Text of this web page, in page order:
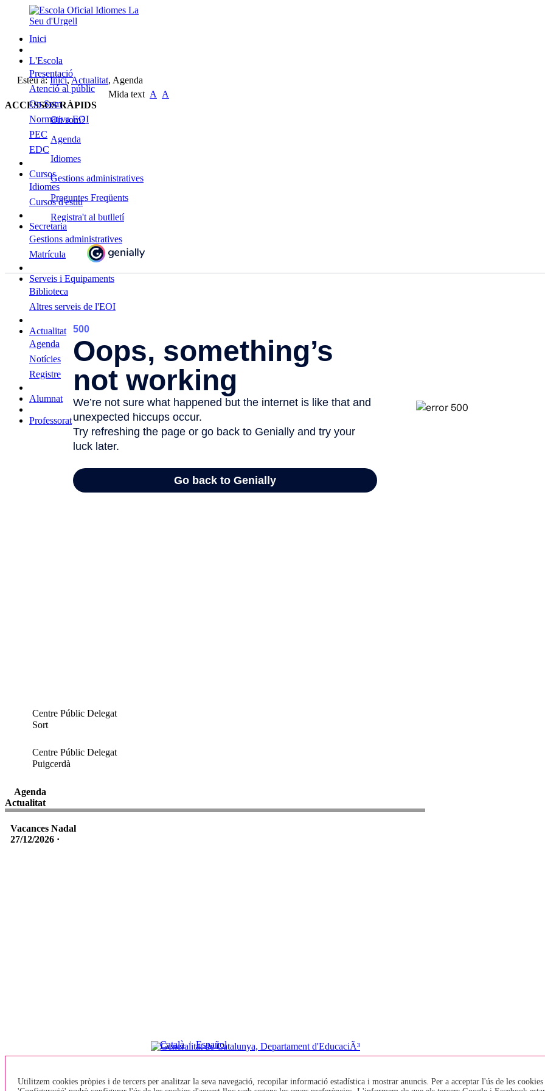
Inici
L'Escola
Presentació
Atenció al públic
On Som
Normativa EOI
PEC
EDC
Cursos
Idiomes
Cursos d'estiu
Secretaria
Gestions administratives
Matrícula
Serveis i Equipaments
Biblioteca
Altres serveis de l'EOI
Actualitat
Agenda
Notícies
Registre
Alumnat
Professorat
Esteu a:Inici,Actualitat, Agenda
Mida text A
A
ACCESSOS RÀPIDS
On som?
Agenda
Idiomes
Gestions administratives
Preguntes Freqüents
Registra't al butlletí
Centre Públic Delegat
Sort
Centre Públic Delegat
Puigcerdà
Agenda
Actualitat
Vacances Nadal
27/12/2026 ·
Català | Español
freqüents
Utilitzem cookies pròpies i de tercers per analitzar la seva navegació, recopilar informació estadística i mostrar anuncis. Per a acceptar l'ús de les